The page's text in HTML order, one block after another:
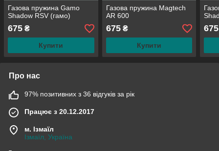
Газова пружина Gamo
Shadow RSV (гамо)
675 ₴
Купити
Газова пружина Magtech
AR 600
675₴
Купити
675
Про нас
97% позитивних з 36 відгуків за рік
Працює з 20.12.2017
м. Ізмаїл
Ізмаїл, Україна